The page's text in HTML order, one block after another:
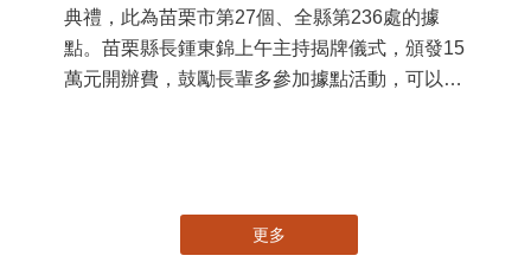
典禮，此為苗栗市第27個、全縣第236處的據
點。苗栗縣長鍾東錦上午主持揭牌儀式，頒發15
萬元開辦費，鼓勵長輩多參加據點活動，可以更
更多